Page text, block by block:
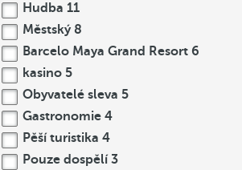
Hudba 11
Městský 8
Barcelo Maya Grand Resort 6
kasino 5
Obyvatelé sleva 5
Gastronomie 4
Pěší turistika 4
Pouze dospělí3